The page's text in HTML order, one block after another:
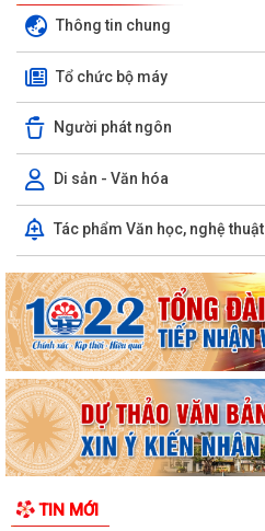
Thông tin chung
Tổ chức bộ máy
Người phát ngôn
Di sản - Văn hóa
Tác phẩm Văn học, nghệ thuật
TIN MỚI